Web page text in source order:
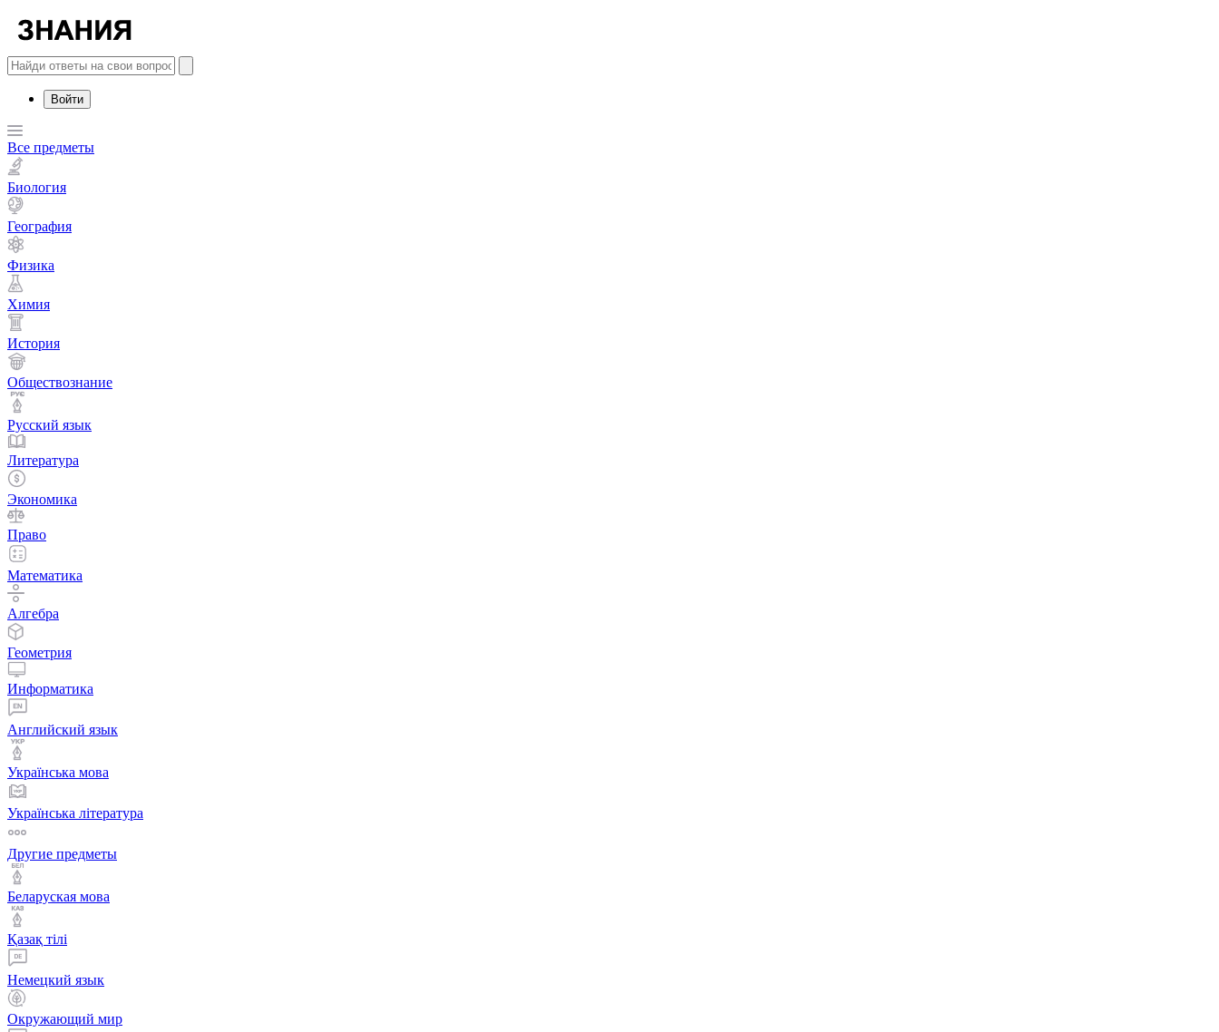
Войти
Все предметы
Биология
География
Физика
Химия
История
Обществознание
Русский язык
Литература
Экономика
Право
Математика
Алгебра
Геометрия
Информатика
Английский язык
Українська мова
Українська література
Другие предметы
Беларуская мова
Қазақ тiлi
Немецкий язык
Окружающий мир